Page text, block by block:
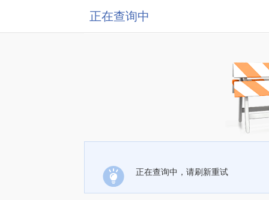
正在查询中
正在查询中，请刷新重试